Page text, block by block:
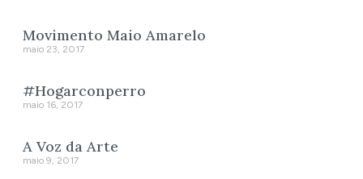
Movimento Maio Amarelo
maio 23, 2017
#Hogarconperro
maio 16, 2017
A Voz da Arte
maio 9, 2017